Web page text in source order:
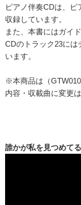
ピアノ伴奏CDは、
収録しています。
また、本書にはガイ
CDのトラック23には
います。
※本商品は（
内容・収載曲に変更
誰かが私を見つめてる